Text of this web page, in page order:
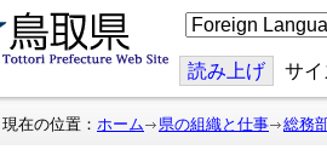
こ
の
ジ
を
翻
読み上げ サ
現在の位置： ホーム 県の組織と仕事 総務